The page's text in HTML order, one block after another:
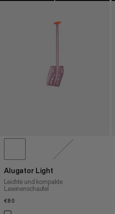
Alugator Light
Leichte und kompakte
Lawinenschaufel
€80